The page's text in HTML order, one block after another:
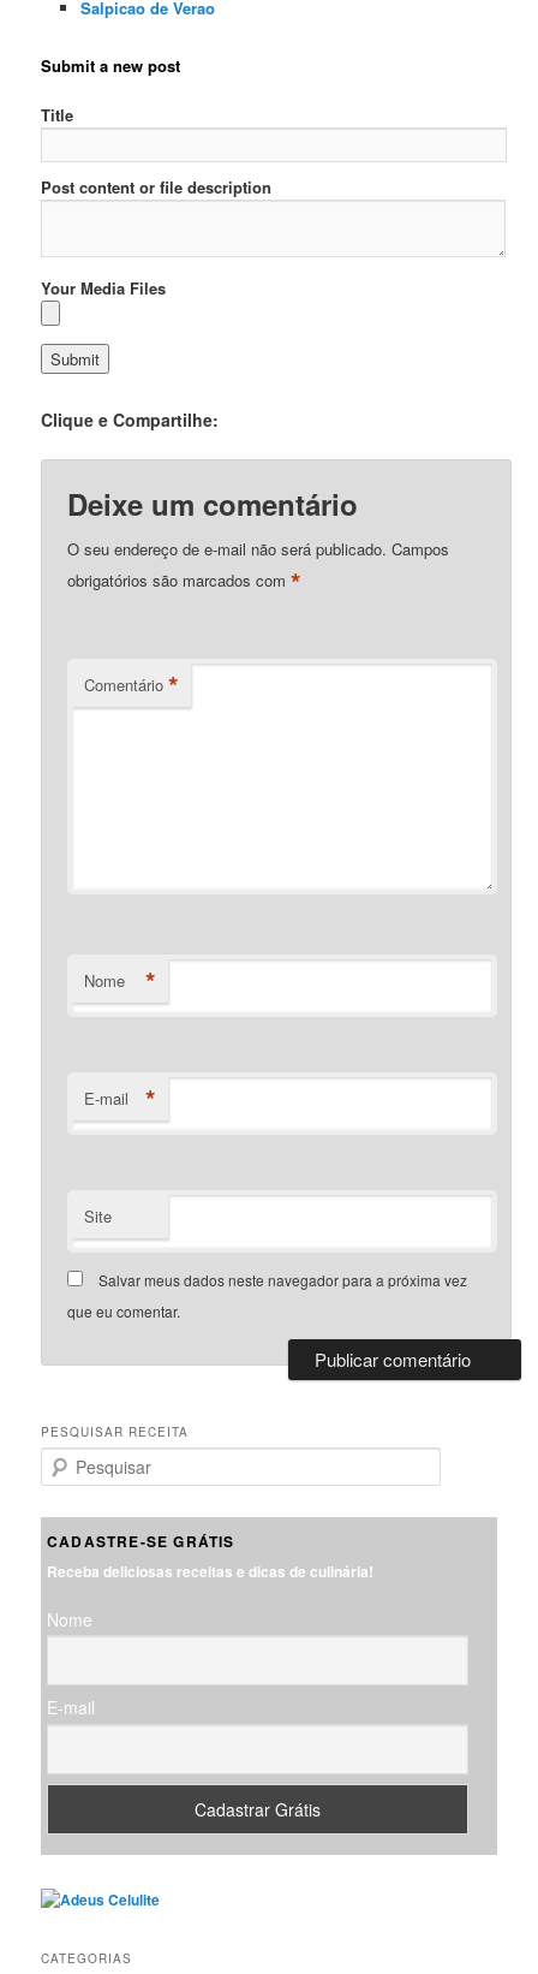
Salpicao de Verao
Submit a new post
Title
Post content or file description
Your Media Files
Clique e Compartilhe:
Deixe um comentário
O seu endereço de e-mail não será publicado. Campos
obrigatórios são marcados com*
Comentário *
Nome *
E-mail *
Site
Salvar meus dados neste navegador para a próxima vez
que eu comentar.
PESQUISAR RECEITA
e
u
a
CADASTRE-SE GRÁTIS
Receba deliciosas receitas e dicas de culinária!
Nome
E-mail
CATEGORIAS